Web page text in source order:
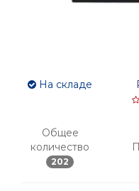
На складе
Общее
количество
202